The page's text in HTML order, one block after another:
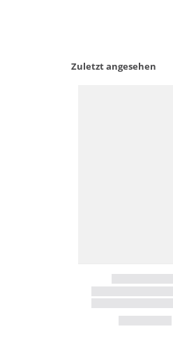
Zuletzt angesehen